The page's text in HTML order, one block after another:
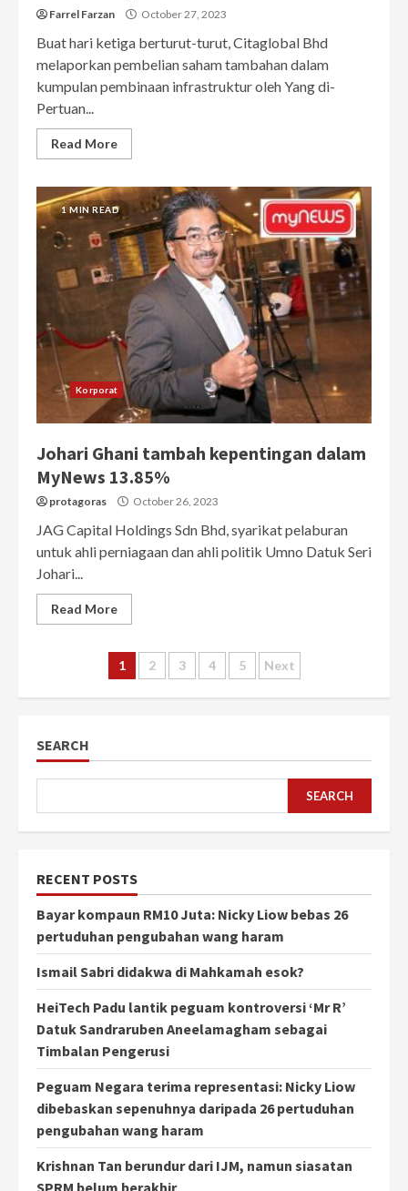
Farrel Farzan October 27, 2023
Buat hari ketiga berturut-turut, Citaglobal Bhd
melaporkan pembelian saham tambahan dalam
kumpulan pembinaan infrastruktur oleh Yang di-
Pertuan...
Read More
1 MIN READ
Korporat
Johari Ghani tambah kepentingan dalam
MyNews 13.85%
protagoras October 26, 2023
JAG Capital Holdings Sdn Bhd, syarikat pelaburan
untuk ahli perniagaan dan ahli politik Umno Datuk Seri
Johari...
Read More
Posts
pagination
1 2 3 4 5 Next
SEARCH
SEARCH
RECENT POSTS
Bayar kompaun RM10 Juta: Nicky Liow bebas 26
pertuduhan pengubahan wang haram
Ismail Sabri didakwa di Mahkamah esok?
HeiTech Padu lantik peguam kontroversi ‘Mr R’
Datuk Sandraruben Aneelamagham sebagai
Timbalan Pengerusi
Peguam Negara terima representasi: Nicky Liow
dibebaskan sepenuhnya daripada 26 pertuduhan
pengubahan wang haram
Krishnan Tan berundur dari IJM, namun siasatan